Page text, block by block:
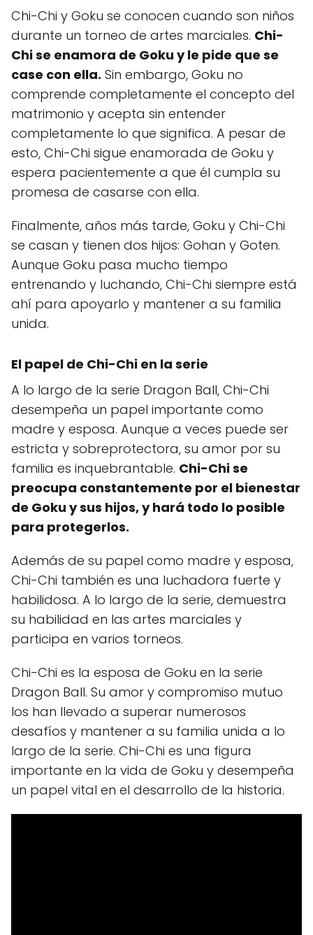
Chi-Chi y Goku se conocen cuando son niños
durante un torneo de artes marciales. Chi-
Chi se enamora de Goku y le pide que se
case con ella. Sin embargo, Goku no
comprende completamente el concepto del
matrimonio y acepta sin entender
completamente lo que significa. A pesar de
esto, Chi-Chi sigue enamorada de Goku y
espera pacientemente a que él cumpla su
promesa de casarse con ella.
Finalmente, años más tarde, Goku y Chi-Chi
se casan y tienen dos hijos: Gohan y Goten.
Aunque Goku pasa mucho tiempo
entrenando y luchando, Chi-Chi siempre está
ahí para apoyarlo y mantener a su familia
unida.
El papel de Chi-Chi en la serie
A lo largo de la serie Dragon Ball, Chi-Chi
desempeña un papel importante como
madre y esposa. Aunque a veces puede ser
estricta y sobreprotectora, su amor por su
familia es inquebrantable. Chi-Chi se
preocupa constantemente por el bienestar
de Goku y sus hijos, y hará todo lo posible
para protegerlos.
Además de su papel como madre y esposa,
Chi-Chi también es una luchadora fuerte y
habilidosa. A lo largo de la serie, demuestra
su habilidad en las artes marciales y
participa en varios torneos.
Chi-Chi es la esposa de Goku en la serie
Dragon Ball. Su amor y compromiso mutuo
los han llevado a superar numerosos
desafíos y mantener a su familia unida a lo
largo de la serie. Chi-Chi es una figura
importante en la vida de Goku y desempeña
un papel vital en el desarrollo de la historia.